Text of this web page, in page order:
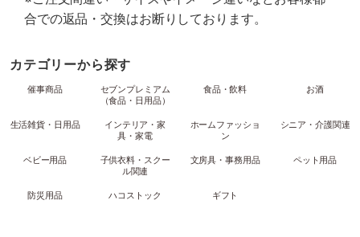
合での返品・交換はお断りしております。
カテゴリーから探す
催事商品
セブンプレミアム
（食品・日用品）
食品・飲料 お酒
生活雑貨・日用品
インテリア・家
具・家電
ホームファッショ
ン
シニア・介護関連
ベビー用品
子供衣料・スクー
ル関連
文房具・事務用品 ペット用品
防災用品 ハコストック ギフト